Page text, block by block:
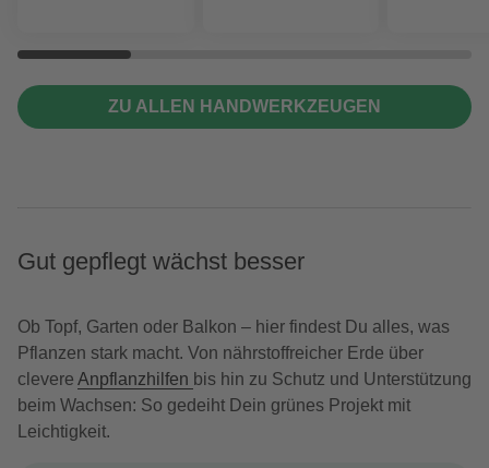
ZU ALLEN HANDWERKZEUGEN
Gut gepflegt wächst besser
Ob Topf, Garten oder Balkon – hier findest Du alles, was
Pflanzen stark macht. Von nährstoffreicher Erde über
clevere Anpflanzhilfen bis hin zu Schutz und Unterstützung
beim Wachsen: So gedeiht Dein grünes Projekt mit
Leichtigkeit.